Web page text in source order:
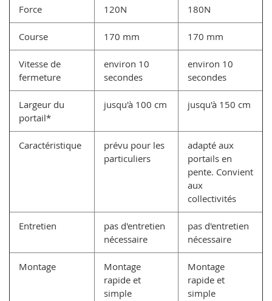
Force 120N 180N
Course 170 mm 170 mm
Vitesse de
fermeture
environ 10
secondes
environ 10
secondes
Largeur du
portail*
jusqu'à 100 cm jusqu'à 150 cm
Caractéristique
prévu pour les
particuliers
adapté aux
portails en
pente. Convient
aux
collectivités
Entretien
pas d'entretien
nécessaire
pas d'entretien
nécessaire
Montage
Montage
rapide et
simple
Montage
rapide et
simple